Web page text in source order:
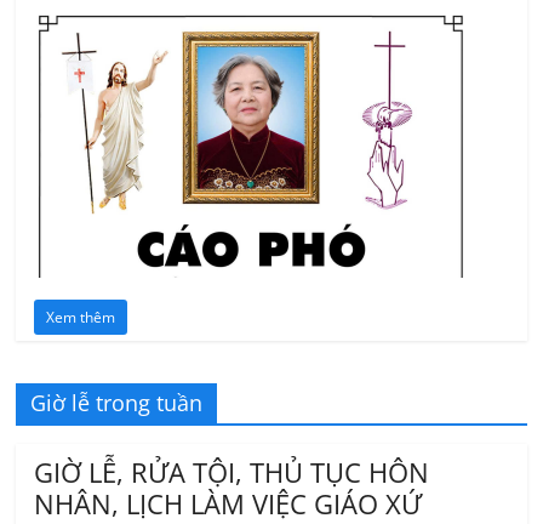
Xem thêm
Giờ lễ trong tuần
GIỜ LỄ, RỬA TỘI, THỦ TỤC HÔN
NHÂN, LỊCH LÀM VIỆC GIÁO XỨ